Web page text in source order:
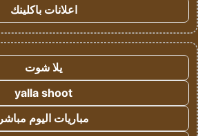
اعلانات باكلينك
يلا شوت
yalla shoot
مباريات اليوم مباشر